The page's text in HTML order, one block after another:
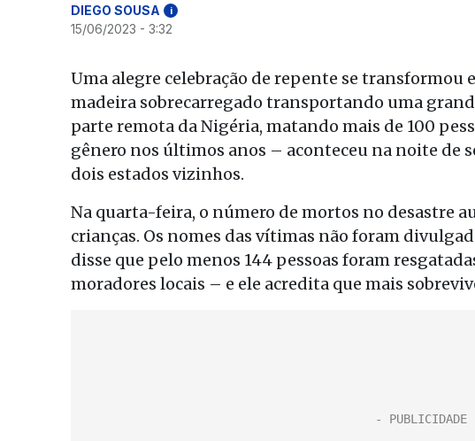
DIEGO SOUSA i
15/06/2023 - 3:32
Uma alegre celebração de repente se transformou
madeira sobrecarregado transportando uma
parte remota da Nigéria, matando mais de 100
gênero nos últimos anos – aconteceu na noite de
dois estados vizinhos.
Na quarta-feira, o número de mortos no desastre
crianças. Os nomes das vítimas não foram
disse que pelo menos 144 pessoas foram
moradores locais – e ele acredita que mais